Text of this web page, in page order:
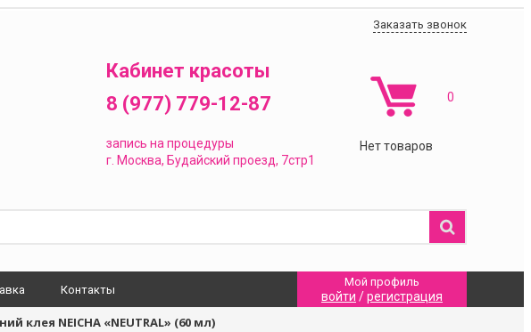
Заказать звонок
Кабинет красоты
8 (977) 779-12-87
запись на процедуры
г. Москва, Будайский проезд, 7стр1
Нет товаров
0
Контакты
Мой профиль
войти /регистрация
клея NEICHA «NEUTRAL» (60 мл)